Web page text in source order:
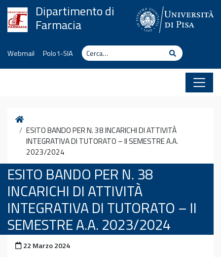
Vai al contenutoDipartimento di
Farmacia
Webmail Polo1-SIA Cerca Cerca
Home
ESITO BANDO PER N. 38 INCARICHI DI ATTIVITÀ
INTEGRATIVA DI TUTORATO – II SEMESTRE A.A.
2023/2024
ESITO BANDO PER N. 38
INCARICHI DI ATTIVITÀ
INTEGRATIVA DI TUTORATO – II
SEMESTRE A.A. 2023/2024
Pubblicato il
22 Marzo 2024